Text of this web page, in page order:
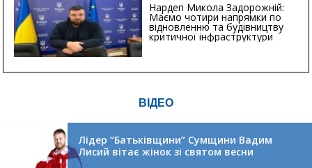
Нардеп Микола Задорожній:
Маємо чотири напрямки по
відновленню та будівництву
критичної інфраструктури
ВІДЕО
Лідер “Батьківщини” Сумщини Вадим
Лисий вітає жінок зі святом весни